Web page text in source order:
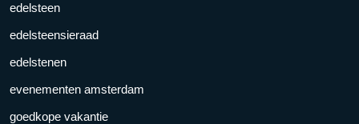
edelsteen
edelsteensieraad
edelstenen
evenementen amsterdam
goedkope vakantie